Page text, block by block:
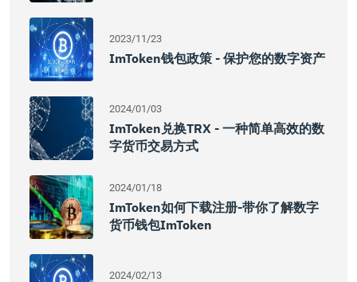
2023/11/23
ImToken钱包政策 - 保护您的数字资产
2024/01/03
ImToken兑换TRX - 一种简单高效的数
字货币交易方式
2024/01/18
ImToken如何下载注册-带你了解数字
货币钱包imToken
2024/02/13